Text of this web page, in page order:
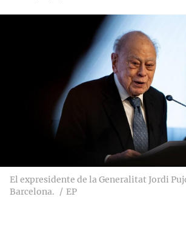
El expresidente de la Generalitat Jordi
Barcelona.
EP